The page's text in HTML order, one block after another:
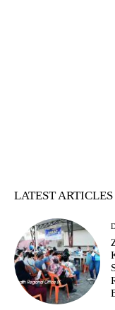
LATEST ARTICLES